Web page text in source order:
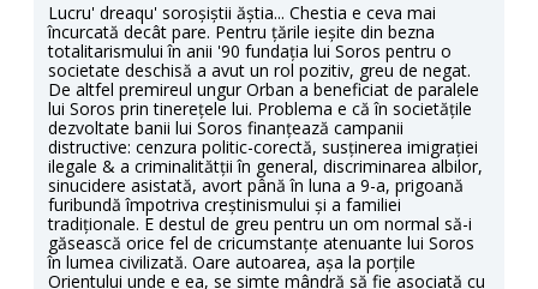
Lucru' dreaqu' soroșiștii ăștia... Chestia e ceva mai
încurcată decât pare. Pentru țările ieșite din bezna
totalitarismului în anii '90 fundația lui Soros pentru o
societate deschisă a avut un rol pozitiv, greu de negat.
De altfel premireul ungur Orban a beneficiat de paralele
lui Soros prin tinerețele lui. Problema e că în societățile
dezvoltate banii lui Soros finanțează campanii
distructive: cenzura politic-corectă, susținerea imigrației
ilegale & a criminalitătții în general, discriminarea albilor,
sinucidere asistată, avort până în luna a 9-a, prigoană
furibundă împotriva creștinismului și a familiei
tradiționale. E destul de greu pentru un om normal să-i
găsească orice fel de cricumstanțe atenuante lui Soros
în lumea civilizată. Oare autoarea, așa la porțile
Orientului unde e ea, se simte mândră să fie asociată cu